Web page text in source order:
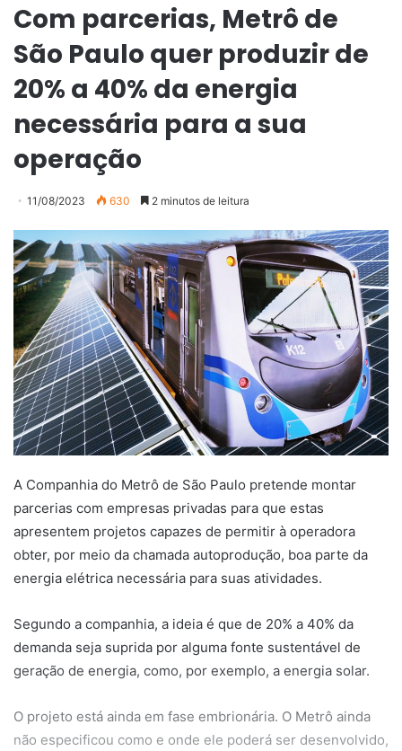
Com parcerias, Metrô de
São Paulo quer produzir de
20% a 40% da energia
necessária para a sua
operação
11/08/2023 630 2 minutos de leitura
A Companhia do Metrô de São Paulo pretende montar
parcerias com empresas privadas para que estas
apresentem projetos capazes de permitir à operadora
obter, por meio da chamada autoprodução, boa parte da
energia elétrica necessária para suas atividades.
Segundo a companhia, a ideia é que de 20% a 40% da
demanda seja suprida por alguma fonte sustentável de
geração de energia, como, por exemplo, a energia solar.
O projeto está ainda em fase embrionária. O Metrô ainda
não especificou como e onde ele poderá ser desenvolvido,